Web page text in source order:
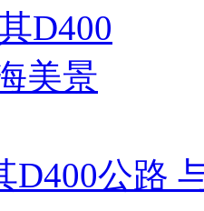
D400公路